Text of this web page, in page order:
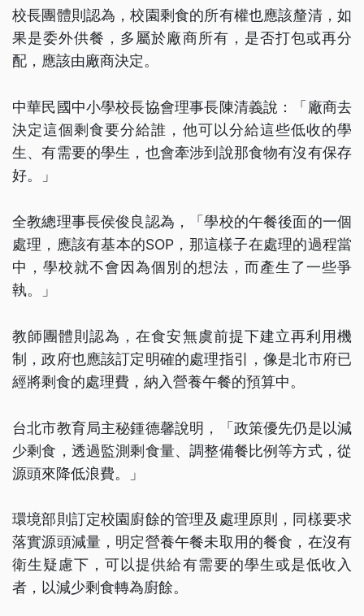
校長團體則認為，校園剩食的所有權也應該釐清，如
果是委外供餐，多屬於廠商所有，是否打包或再分
配，應該由廠商決定。
中華民國中小學校長協會理事長陳清義說：「廠商去
決定這個剩食要分給誰，他可以分給這些低收的學
生、有需要的學生，也會牽涉到說那食物有沒有保存
好。」
全教總理事長侯俊良認為，「學校的午餐後面的一個
處理，應該有基本的SOP，那這樣子在處理的過程當
中，學校就不會因為個別的想法，而產生了一些爭
執。」
教師團體則認為，在食安無虞前提下建立再利用機
制，政府也應該訂定明確的處理指引，像是北市府已
經將剩食的處理費，納入營養午餐的預算中。
台北市教育局主秘鍾德馨說明，「政策優先仍是以減
少剩食，透過監測剩食量、調整備餐比例等方式，從
源頭來降低浪費。」
環境部則訂定校園廚餘的管理及處理原則，同樣要求
落實源頭減量，明定營養午餐未取用的餐食，在沒有
衛生疑慮下，可以提供給有需要的學生或是低收入
者，以減少剩食轉為廚餘。